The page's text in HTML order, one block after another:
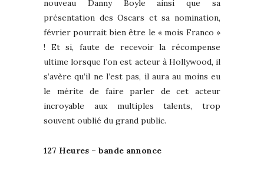
nouveau Danny Boyle ainsi que sa
présentation des Oscars et sa nomination,
février pourrait bien être le « mois Franco »
! Et si, faute de recevoir la récompense
ultime lorsque l’on est acteur à Hollywood, il
s’avère qu’il ne l’est pas, il aura au moins eu
le mérite de faire parler de cet acteur
incroyable aux multiples talents, trop
souvent oublié du grand public.
127 Heures – bande annonce